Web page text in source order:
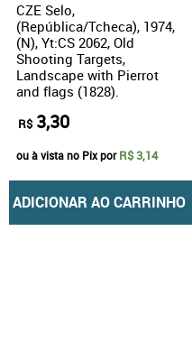
CZE Selo,
(República/Tcheca), 1974,
(N), Yt:CS 2062, Old
Shooting Targets,
Landscape with Pierrot
and flags (1828).
R$ 3,30
ou à vista no Pix porR$ 3,14
ADICIONAR AO CARRINHO